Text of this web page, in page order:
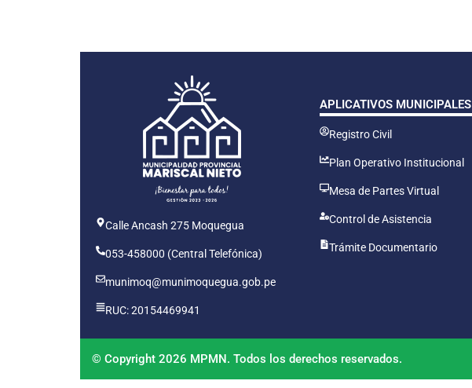
Calle Ancash 275 Moquegua
053-458000 (Central Telefónica)
munimoq@munimoquegua.gob.pe
RUC: 20154469941
APLICATIVOS MUNICIPALES
Registro Civil
Plan Operativo Institucional
Mesa de Partes Virtual
Control de Asistencia
Trámite Documentario
© Copyright 2026 MPMN. Todos los derechos reservados.